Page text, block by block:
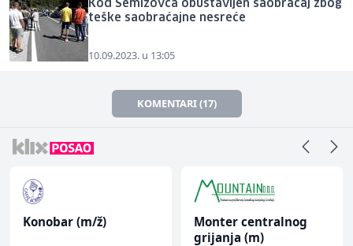
Kod Semizovca obustavljen saobraćaj zbog
teške saobraćajne nesreće
10.09.2023. u 13:05
KOMENTARI (17)
Konobar (m/ž)
Monter centralnog
grijanja (m)